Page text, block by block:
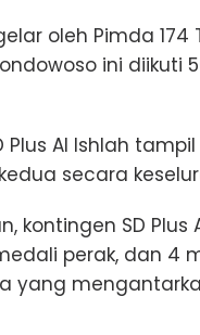
oleh Pimda
ini
Plus Al Ishlah
secara
kontingen SD Plus
perak, dan 4